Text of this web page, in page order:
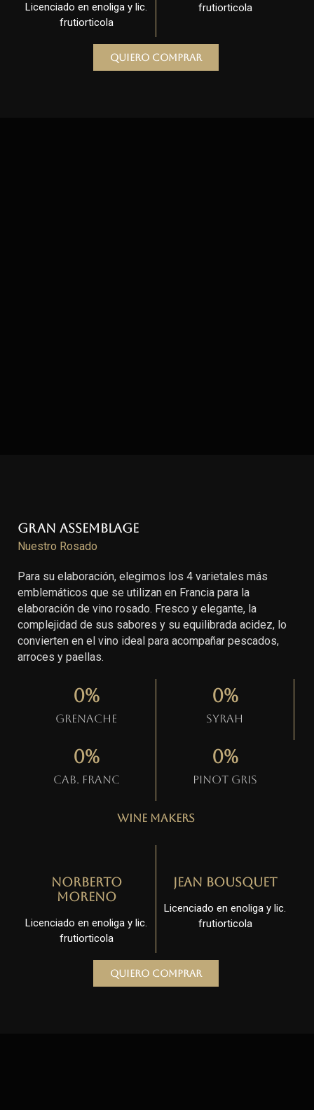
Licenciado en enoliga y lic.
frutiorticola
frutiorticola
Quiero comprar
Gran Assemblage
Nuestro Rosado
Para su elaboración, elegimos los 4 varietales más
emblemáticos que se utilizan en Francia para la
elaboración de vino rosado. Fresco y elegante, la
complejidad de sus sabores y su equilibrada acidez, lo
convierten en el vino ideal para acompañar pescados,
arroces y paellas.
Grenache
0%
Syrah
0%
Cab. Franc
0%
Pinot gris
0%
Wine Makers
Norberto
Moreno
Licenciado en enoliga y lic.
frutiorticola
Jean Bousquet
Licenciado en enoliga y lic.
frutiorticola
Quiero comprar